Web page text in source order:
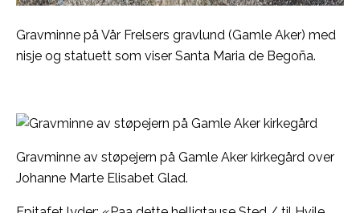
Gravminne på Vår Frelsers gravlund (Gamle Aker) med
nisje og statuett som viser Santa Maria de Begoña.
Gravminne av støpejern på Gamle Aker kirkegård over
Johanne Marte Elisabet Glad.